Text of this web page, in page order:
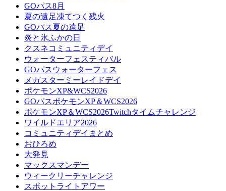
GOパス8月
夏の遠足凍てつく残火
GOパス夏の遠足
炎と氷ふかの日
クスネコミュニティデイ
ウォーターフェスティバル
GOパスウォーターフェス
メガスターミーレイドデイ
ポケモンXP&WCS2026
GOパスポケモンXP＆WCS2026
ポケモンXP＆WCS2026Twitchタイムチャレンジ
ワイルドエリア2026
コミュニティデイまとめ
おひろめ
大発見
マックスマンデー
ウィークリーチャレンジ
スポットライトアワー